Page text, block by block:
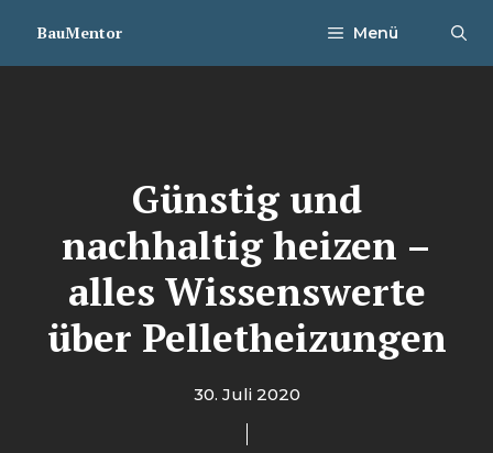
InhaltBauMentor Menü
Günstig und
nachhaltig heizen –
alles Wissenswerte
über Pelletheizungen
30. Juli 2020